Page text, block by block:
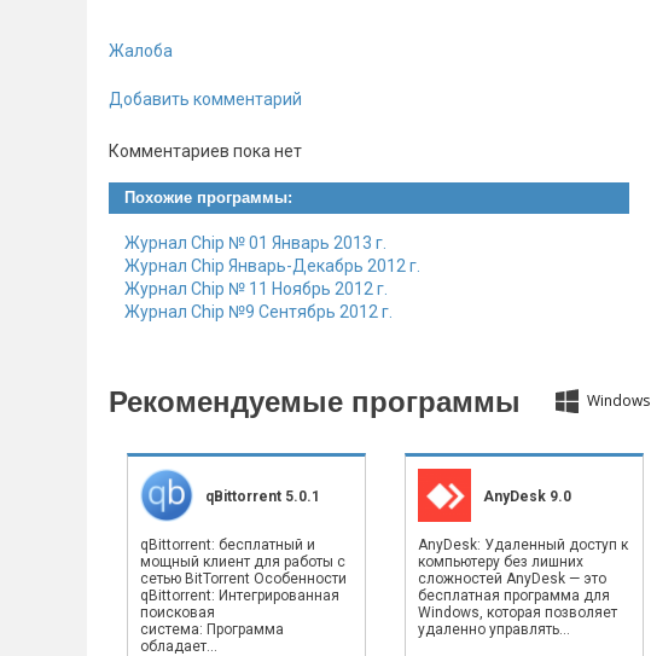
Жалоба
Добавить комментарий
Комментариев пока нет
Похожие программы:
Журнал Chip № 01 Январь 2013 г.
Журнал Chip Январь-Декабрь 2012 г.
Журнал Chip № 11 Ноябрь 2012 г.
Журнал Chip №9 Сентябрь 2012 г.
Рекомендуемые программы Windows
qBittorrent 5.0.1
qBittorrent: бесплатный и
мощный клиент для работы с
сетью BitTorrent Особенности
qBittorrent: Интегрированная
поисковая
система: Программа
обладает...
AnyDesk 9.0
AnyDesk: Удаленный доступ к
компьютеру без лишних
сложностей AnyDesk — это
бесплатная программа для
Windows, которая позволяет
удаленно управлять...